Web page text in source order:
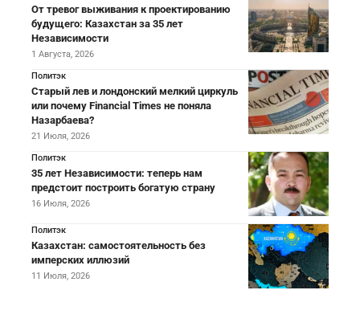
От тревог выживания к проектированию
будущего: Казахстан за 35 лет
Независимости
1 Августа, 2026
Политэк
Старый лев и лондонский мелкий циркуль
или почему Financial Times не поняла
Назарбаева?
21 Июля, 2026
Политэк
35 лет Независимости: теперь нам
предстоит построить богатую страну
16 Июля, 2026
Политэк
Казахстан: самостоятельность без
имперских иллюзий
11 Июля, 2026